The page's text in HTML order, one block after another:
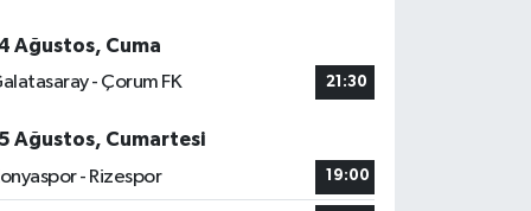
Ağustos, Cuma
- Çorum FK
21:30
Ağustos, Cumartesi
- Rizespor
19:00